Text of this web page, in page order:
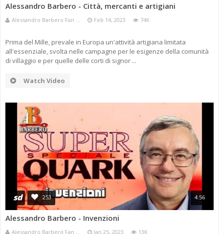
Alessandro Barbero - Città, mercanti e artigiani
Alessandro Barbero Fan ... Feb 14, 2023 74K
Prima del Mille, prevale in Europa un'attività artigiana limitata
all'essenziale, svolta nelle campagne per le esigenze della comunità
di villaggio e per quelle delle corti di signor ...
Watch Video
sd 253 4:56
Alessandro Barbero - Invenzioni
Alessandro Barbero Fan ... Jan 25, 2023 13K